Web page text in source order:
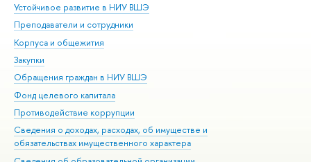
Устойчивое развитие в НИУ ВШЭ
Преподаватели и сотрудники
Корпуса и общежития
Закупки
Обращения граждан в НИУ ВШЭ
Фонд целевого капитала
Противодействие коррупции
Сведения о доходах, расходах, об имуществе и
обязательствах имущественного характера